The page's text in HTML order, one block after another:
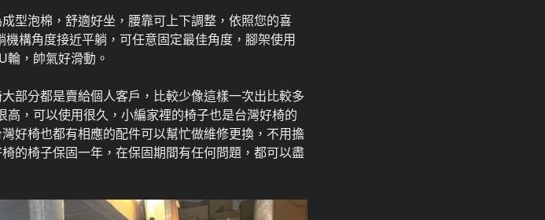
型泡棉，舒適好坐，腰靠可上下調整，依照您的喜
構角度接近平躺，可任意固定最佳角度，腳架使用
，帥氣好滑動。
部分都是賣給個人客戶，比較少像這樣一次出比較多
，可以使用很久，小編家裡的椅子也是台灣好椅的
好椅也都有相應的配件可以幫忙做維修更換，不用擔
的椅子保固一年，在保固期間有任何問題，都可以盡